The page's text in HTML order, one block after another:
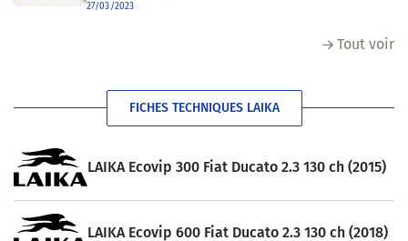
27/03/2023
Tout voir
FICHES TECHNIQUES LAIKA
LAIKA Ecovip 300 Fiat Ducato 2.3 130 ch (2015)
LAIKA Ecovip 600 Fiat Ducato 2.3 130 ch (2018)